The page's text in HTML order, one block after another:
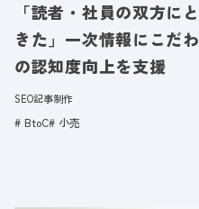
「読者・社員の双方に
きた」一次情報にこだ
の認知度向上を支援
SEO記事制作
BtoC 小売